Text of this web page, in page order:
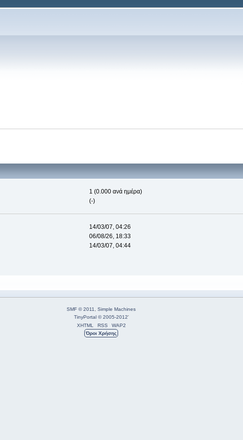
1 (0.000 ανά ημέρα)
(-)
14/03/07, 04:26
06/08/26, 18:33
14/03/07, 04:44
SMF © 2011, Simple Machines
TinyPortal © 2005-2012'
XHTML
RSS
WAP2
Όροι Χρήσης